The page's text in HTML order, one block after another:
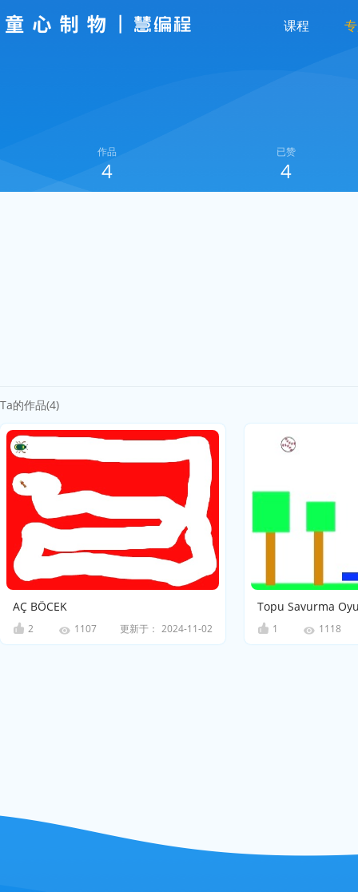
课程
作品
4
已赞
4
Ta的作品(4)
AÇ BÖCEK
2 1107 更新于： 2024-11-02
Topu Savurma
1 1118